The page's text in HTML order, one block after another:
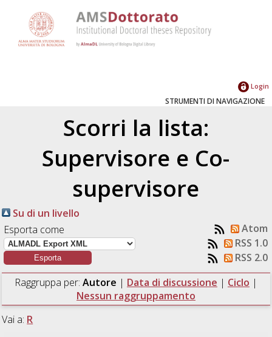
Login
STRUMENTI DI NAVIGAZIONE
Scorri la lista:
Supervisore e Co-
supervisore
Su di un livello
Esporta come
Atom
RSS 1.0
RSS 2.0
Raggruppa per: Autore | Data di discussione | Ciclo |
Nessun raggruppamento
Vai a: R